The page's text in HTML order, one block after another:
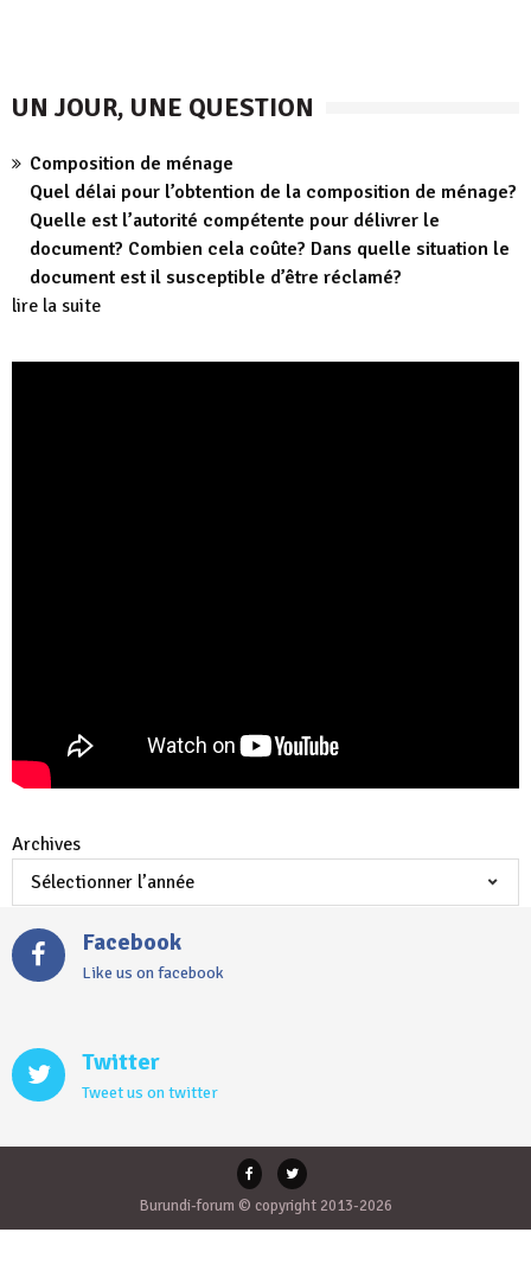
UN JOUR, UNE QUESTION
Composition de ménage
Quel délai pour l’obtention de la composition de ménage?
Quelle est l’autorité compétente pour délivrer le
document? Combien cela coûte? Dans quelle situation le
document est il susceptible d’être réclamé?
lire la suite
Archives
Facebook
Like us on facebook
Twitter
Tweet us on twitter
Burundi-forum © copyright 2013-2026